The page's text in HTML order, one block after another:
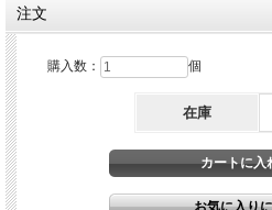
流。年末にジェイクが加入するまで正式ギタ
にはマイケル・シェンカーやジョージ・リン
LP版『SPEAK OF THE DEVIL』は９月の特
演はそれより３ヶ月前の「北米#3」49公演
前というタイミングでした。そのショウは公
THE DEVIL』として日本でのみリリース。そ
すが、それも廃盤。現在ではプレミアが付き
像を復刻したもの。実のところ、公式DVD化
あったのですが、本作は尺も最長78分のベス
ィよりも現代的でありつつ、引っ掻くような
注文
購入数： 個
在庫